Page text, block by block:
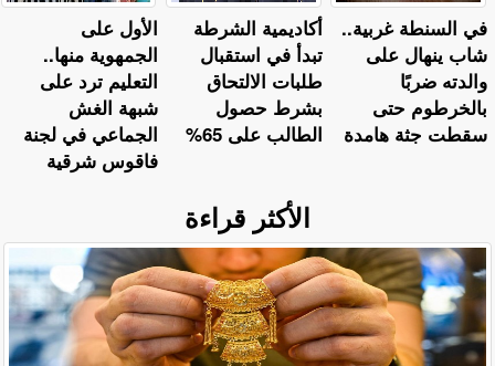
الأول على
الجمهوية منها..
التعليم ترد على
شبهة الغش
الجماعي في لجنة
فاقوس شرقية
أكاديمية الشرطة
تبدأ في استقبال
طلبات الالتحاق
بشرط حصول
الطالب على 65%
في السنطة غربية..
شاب ينهال على
والدته ضربًا
بالخرطوم حتى
سقطت جثة هامدة
الأكثر قراءة